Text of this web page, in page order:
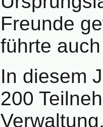
Freunde
führte
In diesem
200